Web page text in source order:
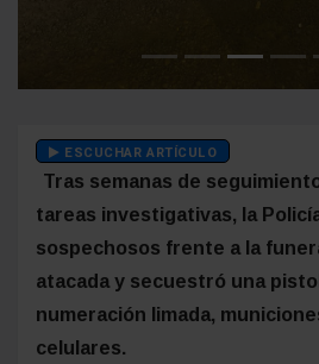
ESCUCHAR ARTÍCULO
Tras semanas de
tareas investigativas, la
sospechosos frente a la
atacada y secuestró una
numeración limada,
celulares.